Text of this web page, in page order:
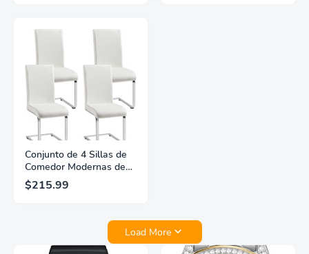
de 6 Meses a 250 Lb -
Resistente al Agua -
Madera Natural/Cojín
Negro Perla
Conjunto de 4 Sillas de
Comedor Modernas de
Piel Sintética Yaheetech
con Respaldo Alto y
Cocina/Sala/Restaurante,
$215.99
Load More